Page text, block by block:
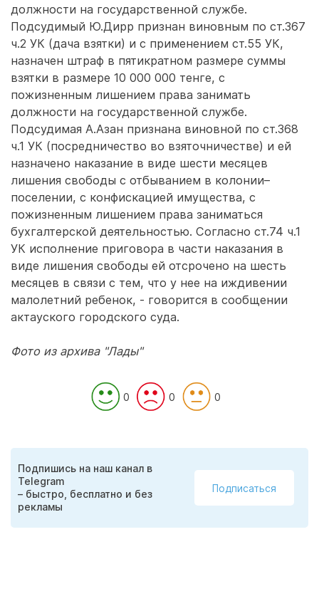
должности на государственной службе.
Подсудимый Ю.Дирр признан виновным по ст.367
ч.2 УК (дача взятки) и с применением ст.55 УК,
назначен штраф в пятикратном размере суммы
взятки в размере 10 000 000 тенге, с
пожизненным лишением права занимать
должности на государственной службе.
Подсудимая А.Азан признана виновной по ст.368
ч.1 УК (посредничество во взяточничестве) и ей
назначено наказание в виде шести месяцев
лишения свободы с отбыванием в колонии–
поселении, с конфискацией имущества, с
пожизненным лишением права заниматься
бухгалтерской деятельностью. Согласно ст.74 ч.1
УК исполнение приговора в части наказания в
виде лишения свободы ей отсрочено на шесть
месяцев в связи с тем, что у нее на иждивении
малолетний ребенок, - говорится в сообщении
актауского городского суда.
Фото из архива "Лады"
0 0 0
Подпишись на наш канал в
Telegram
– быстро, бесплатно и без
рекламы
Подписаться